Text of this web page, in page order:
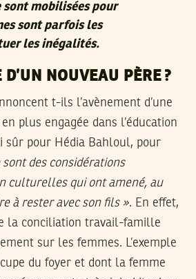
sont mobilisées pour
sont parfois les
les inégalités.
D’UN NOUVEAU PÈRE ?
t-ils l’avènement d’une
plus engagée dans l’éducation
sûr pour Hédia Bahloul, pour
sont des considérations
culturelles qui ont amené, au
à rester avec son fils ». En effet,
la conciliation travail-famille
sur les femmes. L’exemple
du foyer et dont la femme